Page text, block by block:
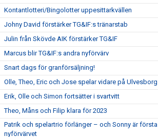
Kontantlotteri/Bingolotter uppesittarkvällen
Johny David förstärker TG&IF:s tränarstab
Julin från Skövde AIK förstärker TG&IF
Marcus blir TG&IF:s andra nyförvärv
Snart dags för granförsäljning!
Olle, Theo, Eric och Jose spelar vidare på Ulvesborg
Erik, Olle och Simon fortsätter i svartvitt
Theo, Måns och Filip klara för 2023
Patrik och spelartrio förlänger – och Sonny är första
nyförvärvet